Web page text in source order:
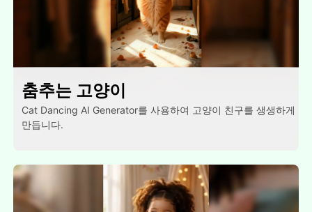
춤추는 고양이
Cat Dancing AI Generator를 사용하여 고양이 친구를 생생하게
만듭니다.